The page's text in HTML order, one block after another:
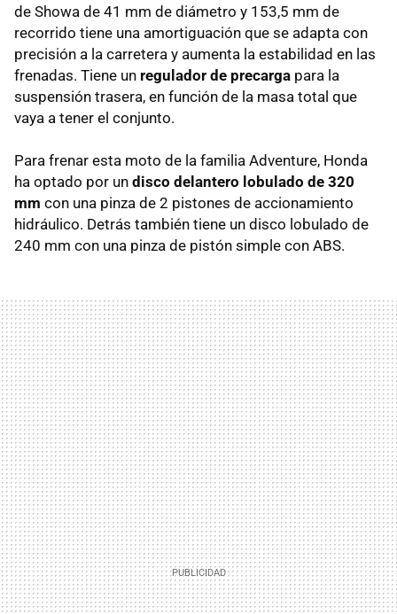
de Showa de 41 mm de diámetro y 153,5 mm de
recorrido tiene una amortiguación que se adapta con
precisión a la carretera y aumenta la estabilidad en las
frenadas. Tiene un regulador de precarga para la
suspensión trasera, en función de la masa total que
vaya a tener el conjunto.
Para frenar esta moto de la familia Adventure, Honda
ha optado por un disco delantero lobulado de 320
mm con una pinza de 2 pistones de accionamiento
hidráulico. Detrás también tiene un disco lobulado de
240 mm con una pinza de pistón simple con ABS.